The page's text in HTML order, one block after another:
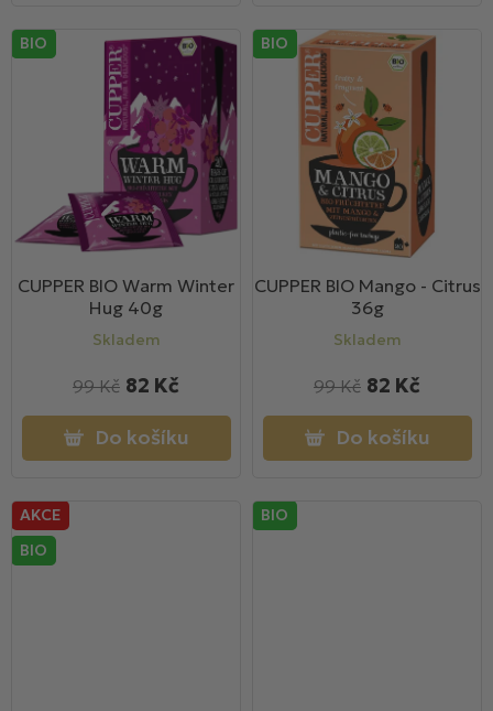
BIO
CUPPER BIO Warm Winter
Hug 40g
Skladem
82 Kč
99 Kč
Do košíku
BIO
CUPPER BIO Mango - Citrus
36g
Skladem
82 Kč
99 Kč
Do košíku
AKCE
BIO
BIO